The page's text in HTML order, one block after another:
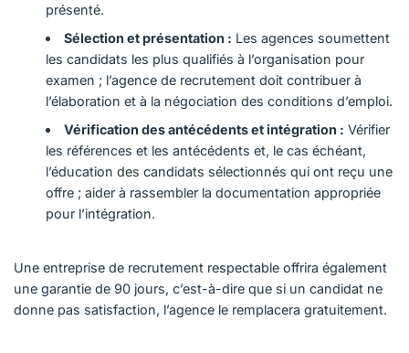
présenté.
Sélection et présentation : Les agences soumettent
les candidats les plus qualifiés à l’organisation pour
examen ; l’agence de recrutement doit contribuer à
l’élaboration et à la négociation des conditions d’emploi.
Vérification des antécédents et intégration : Vérifier
les références et les antécédents et, le cas échéant,
l’éducation des candidats sélectionnés qui ont reçu une
offre ; aider à rassembler la documentation appropriée
pour l’intégration.
Une entreprise de recrutement respectable offrira également
une garantie de 90 jours, c’est-à-dire que si un candidat ne
donne pas satisfaction, l’agence le remplacera gratuitement.